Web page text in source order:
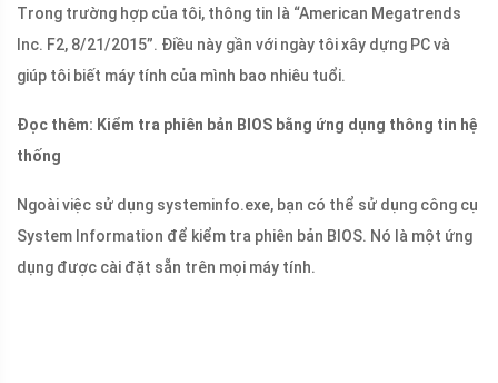
Trong trường hợp của tôi, thông tin là “American Megatrends
Inc. F2, 8/21/2015”. Điều này gần với ngày tôi xây dựng PC và
giúp tôi biết máy tính của mình bao nhiêu tuổi.
Đọc thêm: Kiểm tra phiên bản BIOS bằng ứng dụng thông tin hệ
thống
Ngoài việc sử dụng systeminfo.exe, bạn có thể sử dụng công cụ
System Information để kiểm tra phiên bản BIOS. Nó là một ứng
dụng được cài đặt sẵn trên mọi máy tính.